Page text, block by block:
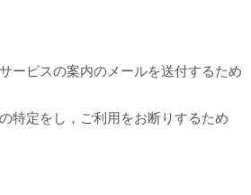
ービスの案内のメールを送付するため
特定をし，ご利用をお断りするため